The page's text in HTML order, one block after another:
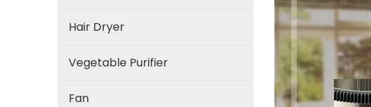
Hair Dryer
Vegetable Purifier
Fan